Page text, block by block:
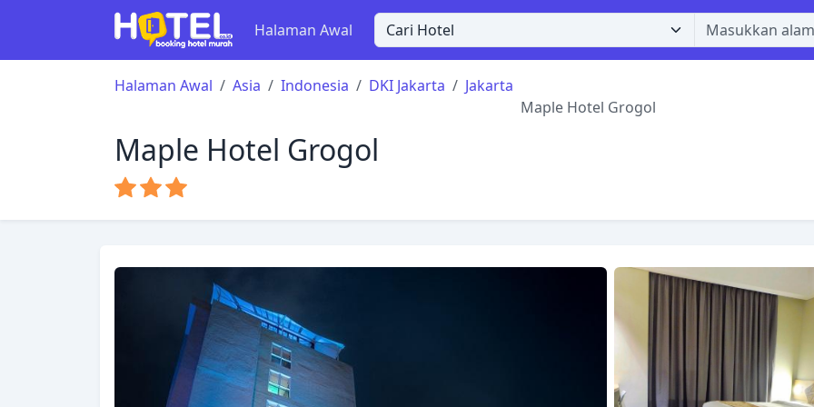
Halaman Awal
Halaman Awal Asia Indonesia DKI Jakarta
Jakarta
Maple Hotel Grogol
Maple Hotel Grogol